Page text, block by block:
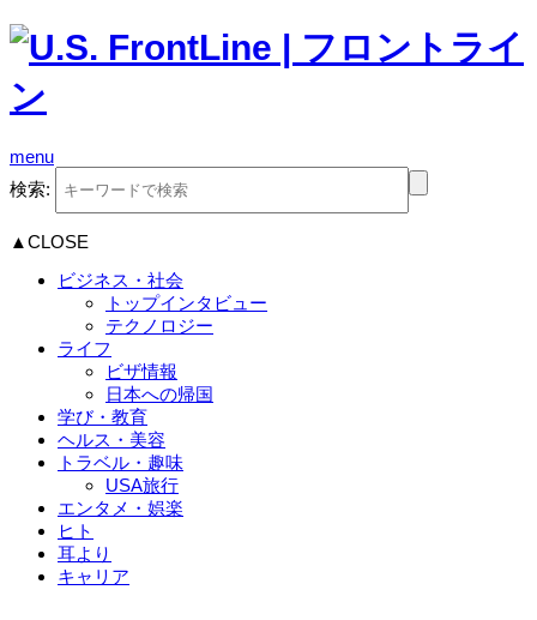
menu
検索:
▲CLOSE
ビジネス・社会
トップインタビュー
テクノロジー
ライフ
ビザ情報
日本への帰国
学び・教育
ヘルス・美容
トラベル・趣味
USA旅行
エンタメ・娯楽
ヒト
耳より
キャリア